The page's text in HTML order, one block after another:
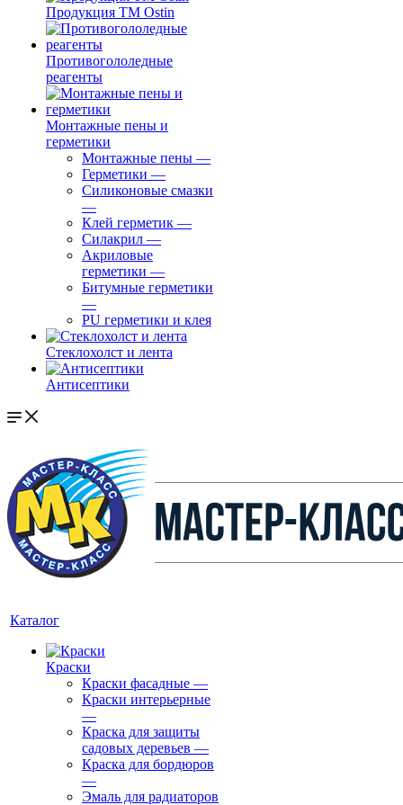
Продукция ТМ Ostin
Противогололедные
реагенты
Монтажные пены и
герметики
Монтажные пены —
Герметики —
Силиконовые смазки
—
Клей герметик —
Силакрил —
Акриловые
герметики —
Битумные герметики
—
PU герметики и клея
Стеклохолст и лента
Антисептики
Каталог
Краски
Краски фасадные —
Краски интерьерные
—
Краска для защиты
садовых деревьев —
⁠Краска для бордюров
—
Эмаль для радиаторов